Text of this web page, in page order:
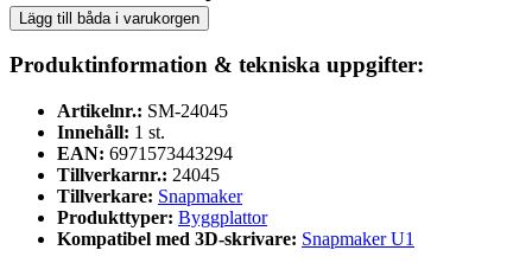
Lägg till båda i varukorgen
Produktinformation & tekniska uppgifter:
Artikelnr.: SM-24045
Innehåll: 1 st.
EAN: 6971573443294
Tillverkarnr.: 24045
Tillverkare: Snapmaker
Produkttyper: Byggplattor
Kompatibel med 3D-skrivare: Snapmaker U1